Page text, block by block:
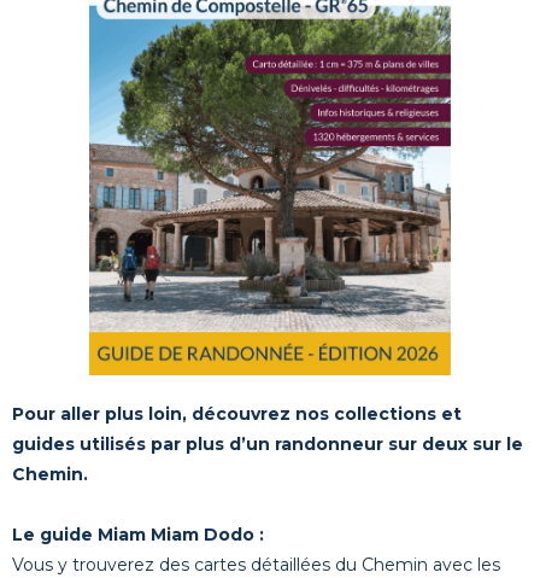
Pour aller plus loin, découvrez nos collections et
guides utilisés par plus d’un randonneur sur deux sur le
Chemin.
Le guide Miam Miam Dodo :
Vous y trouverez des cartes détaillées du Chemin avec les